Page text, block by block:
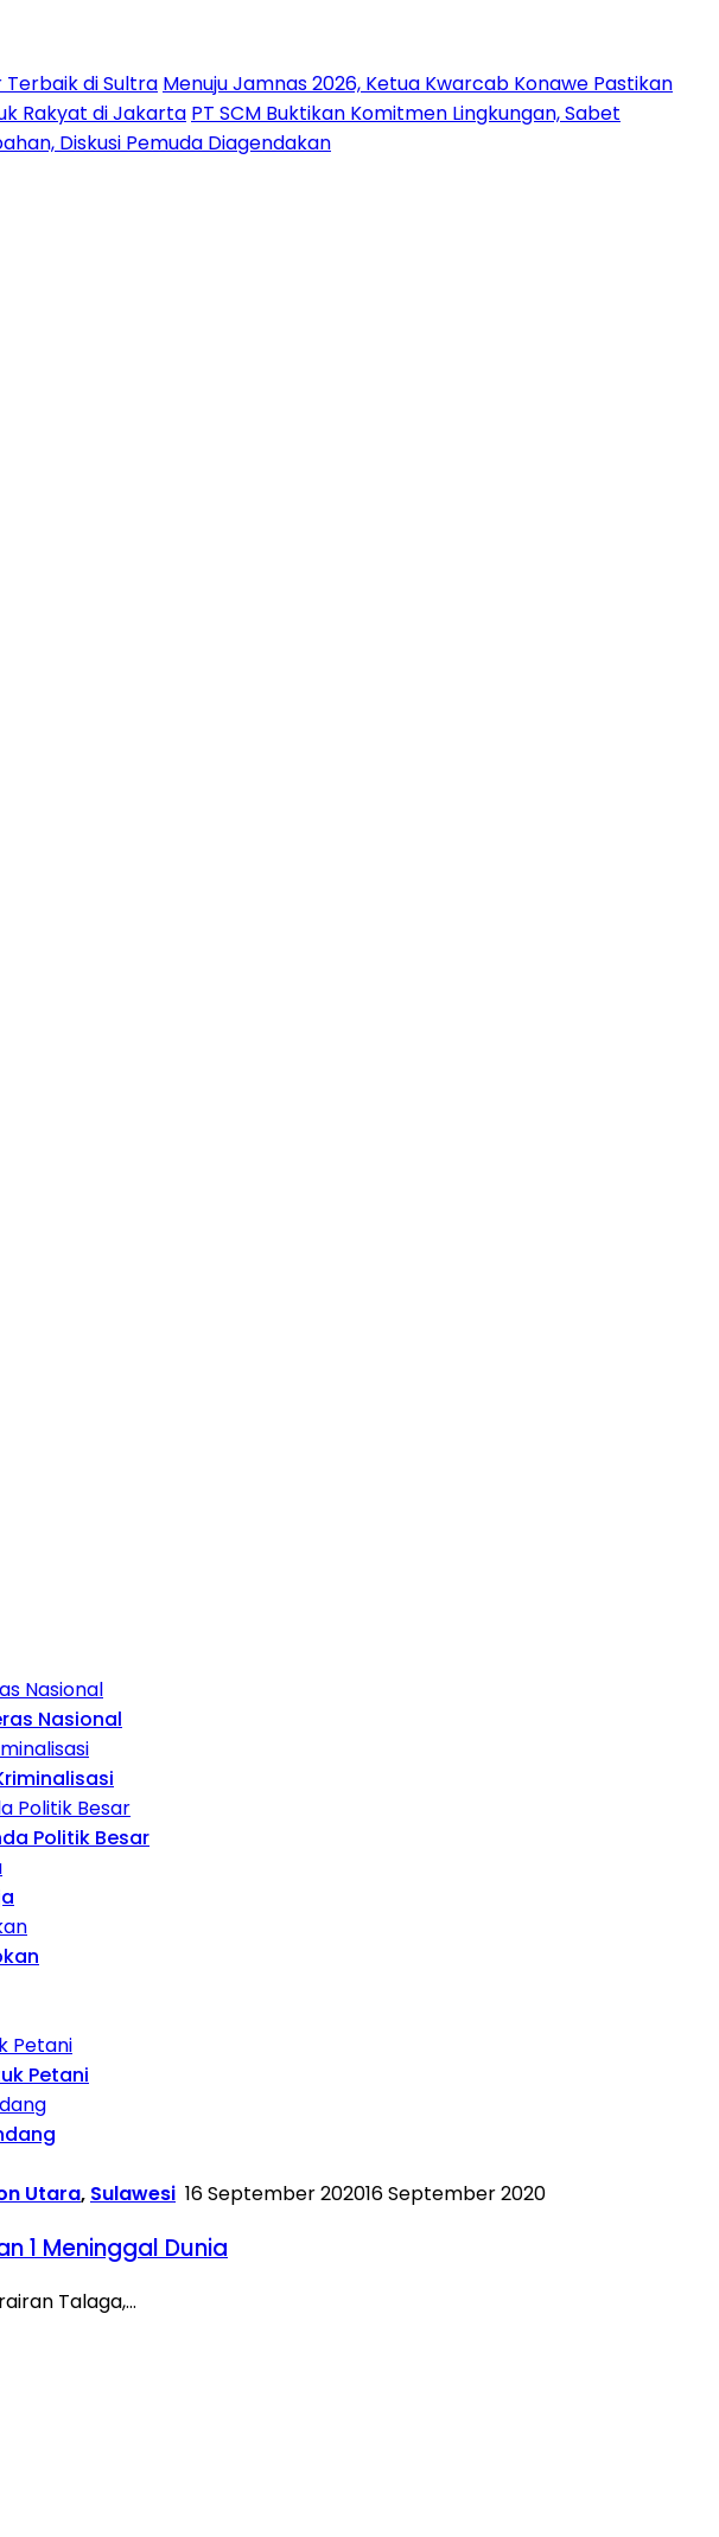
di Sultra Menuju Jamnas 2026, Ketua Kwarcab Konawe Pastikan
Rakyat di Jakarta PT SCM Buktikan Komitmen Lingkungan, Sabet
Diskusi Pemuda Diagendakan
Nasional
Politik Besar
Petani
Utara, Sulawesi 16 September 202016 September 2020
1 Meninggal Dunia
Talaga,…